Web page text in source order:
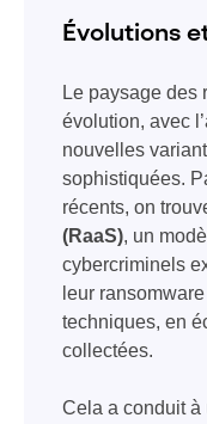
Évolutions
Le paysage des
évolution, avec
nouvelles
sophistiquées.
récents, on
(RaaS), un
cybercriminels
leur
techniques, en
collectées.
Cela a conduit à